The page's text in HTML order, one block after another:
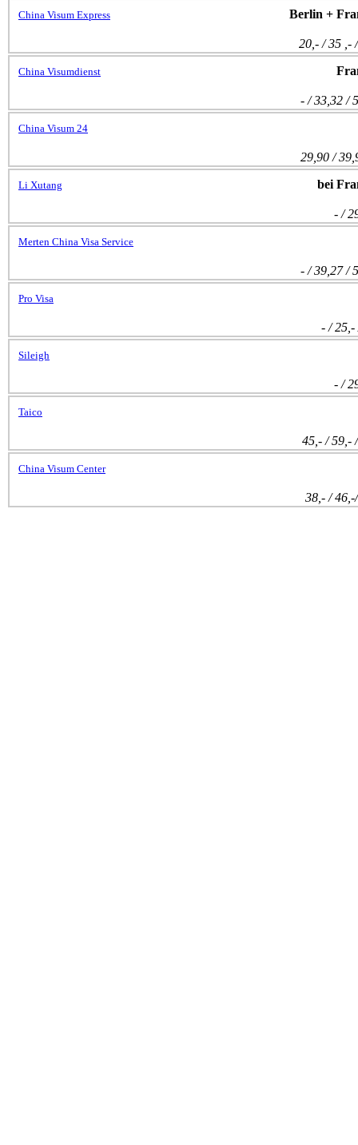
Berlin +
China Visum Express
20,- / 35 ,-
China Visumdienst
- / 33,32 /
China Visum 24
29,90 /
bei
Li Xutang
- /
Merten China Visa Service
- / 39,27 /
Pro Visa
- / 25,-
Sileigh
- /
Taico
45,- / 59,-
China Visum Center
38,- /